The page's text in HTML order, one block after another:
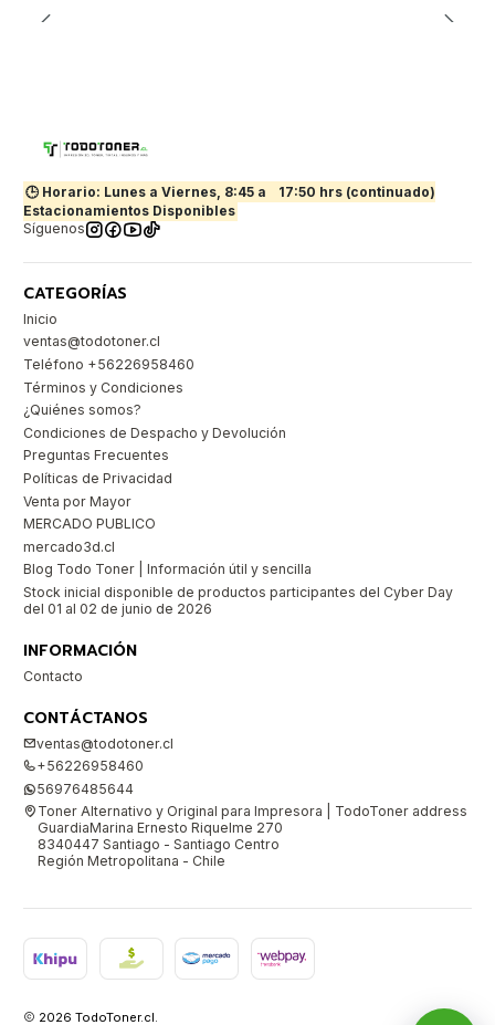
🕒 Horario: Lunes a Viernes, 8:45 a
17:50 hrs (continuado)
Estacionamientos Disponibles
Síguenos
CATEGORÍAS
Inicio
ventas@todotoner.cl
Teléfono +56226958460
Términos y Condiciones
¿Quiénes somos?
Condiciones de Despacho y Devolución
Preguntas Frecuentes
Políticas de Privacidad
Venta por Mayor
MERCADO PUBLICO
mercado3d.cl
Blog Todo Toner | Información útil y sencilla
Stock inicial disponible de productos participantes del Cyber Day
del 01 al 02 de junio de 2026
INFORMACIÓN
Contacto
CONTÁCTANOS
ventas@todotoner.cl
+56226958460
56976485644
Toner Alternativo y Original para Impresora | TodoToner address
GuardiaMarina Ernesto Riquelme 270
8340447 Santiago - Santiago Centro
Región Metropolitana - Chile
2026 TodoToner.cl.